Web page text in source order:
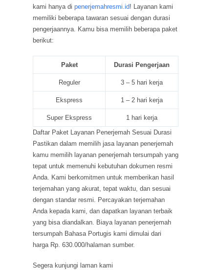
kami hanya dipenerjemahresmi.id! Layanan kami
memiliki beberapa tawaran sesuai dengan durasi
pengerjaannya. Kamu bisa memilih beberapa paket
berikut:
Paket Durasi Pengerjaan
Reguler 3 – 5 hari kerja
Ekspress 1 – 2 hari kerja
Super Ekspress
1 hari kerja
Daftar Paket Layanan Penerjemah Sesuai Durasi
Pastikan dalam memilih jasa layanan penerjemah
kamu memilih layanan penerjemah tersumpah yang
tepat untuk memenuhi kebutuhan dokumen resmi
Anda. Kami berkomitmen untuk memberikan hasil
terjemahan yang akurat, tepat waktu, dan sesuai
dengan standar resmi. Percayakan terjemahan
Anda kepada kami, dan dapatkan layanan terbaik
yang bisa diandalkan. Biaya layanan penerjemah
tersumpah Bahasa Portugis kami dimulai dari
harga Rp. 630.000/halaman sumber.
Segera kunjungi laman kami